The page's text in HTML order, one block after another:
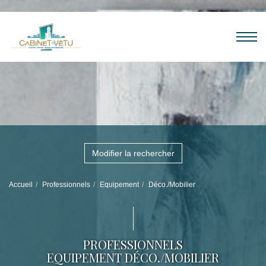
Modifier la rechercher
Accueil Professionnels Equipement Déco./Mobilier
PROFESSIONNELS
EQUIPEMENT DÉCO./MOBILIER